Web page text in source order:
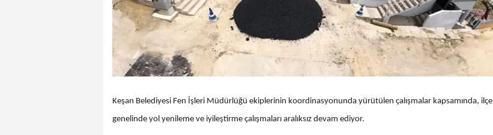
Keşan Belediyesi Fen İşleri Müdürlüğü ekiplerinin koordinasyonunda yürütülen çalışmalar kapsamında, ilçe
genelinde yol yenileme ve iyileştirme çalışmaları aralıksız devam ediyor.